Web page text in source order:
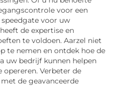
voor een
voor uw
de expertise en
te voldoen. Aarzel niet
te nemen en ontdek hoe de
uw bedrijf kunnen helpen
Verbeter de
de geavanceerde